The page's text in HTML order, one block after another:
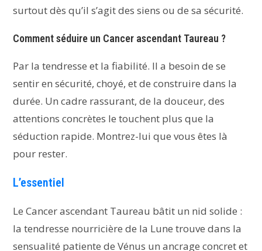
surtout dès qu’il s’agit des siens ou de sa sécurité.
Comment séduire un Cancer ascendant Taureau ?
Par la tendresse et la fiabilité. Il a besoin de se
sentir en sécurité, choyé, et de construire dans la
durée. Un cadre rassurant, de la douceur, des
attentions concrètes le touchent plus que la
séduction rapide. Montrez-lui que vous êtes là
pour rester.
L’essentiel
Le Cancer ascendant Taureau bâtit un nid solide :
la tendresse nourricière de la Lune trouve dans la
sensualité patiente de Vénus un ancrage concret et